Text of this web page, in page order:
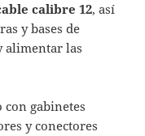
calibre 12, así
y bases de
alimentar las
gabinetes
y conectores